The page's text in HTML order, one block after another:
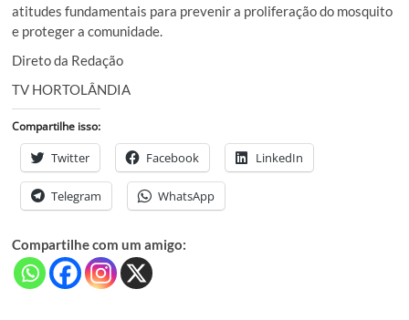
atitudes fundamentais para prevenir a proliferação do mosquito
e proteger a comunidade.
Direto da Redação
TV HORTOLÂNDIA
Compartilhe isso:
Twitter Facebook LinkedIn
Telegram WhatsApp
Compartilhe com um amigo: